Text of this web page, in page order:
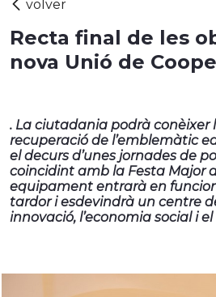
Recta final de les
nova Unió de
. La ciutadania podrà conèixer
recuperació de l’emblemàtic
el decurs d’unes jornades de
coincidint amb la Festa Major
equipament entrarà en
tardor i esdevindrà un centre
innovació, l’economia social i